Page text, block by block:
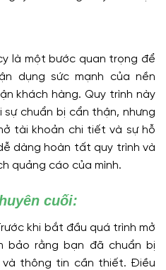
là một bước quan trọng để
dụng sức mạnh của nền
khách hàng. Quy trình này
chuẩn bị cẩn thận, nhưng
tài khoản chi tiết và sự hỗ
dàng hoàn tất quy trình và
quảng cáo của mình.
cuối:
khi bắt đầu quá trình mở
bảo rằng bạn đã chuẩn bị
thông tin cần thiết. Điều